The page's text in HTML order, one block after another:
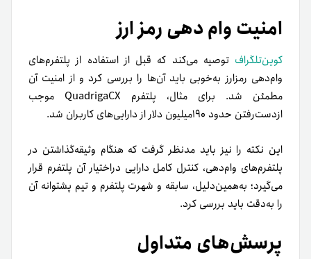
امنیت وام دهی رمز ارز
کوین‌تلگراف توصیه می‌کند که قبل از استفاده از پلتفرم‌های
وام‌دهی رمزارز به‌خوبی باید آن‌ها را بررسی کرد و از امنیت آن
مطمئن شد. برای مثال، پلتفرم QuadrigaCX موجب
از‌دست‌رفتن حدود ۱۹۰میلیون دلار از دارایی‌های کاربران شد.
این نکته را نیز باید مدنظر گرفت که هنگام وثیقه‌گذاشتن در
پلتفرم‌های وام‌دهی، کنترل کامل دارایی در‌اختیار آن پلتفرم قرار
می‌گیرد؛ به‌همین‌دلیل، سابقه و شهرت پلتفرم و تیم پشتوانه آن
را به‌دقت باید بررسی کرد.
پرسش‌های متداول